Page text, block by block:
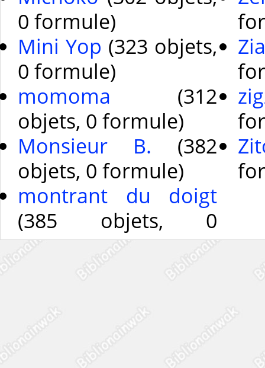
0 formule)
Mini Yop (323 objets,
0 formule)
momoma (312
objets, 0 formule)
Monsieur B. (382
objets, 0 formule)
montrant du doigt
(385 objets, 0